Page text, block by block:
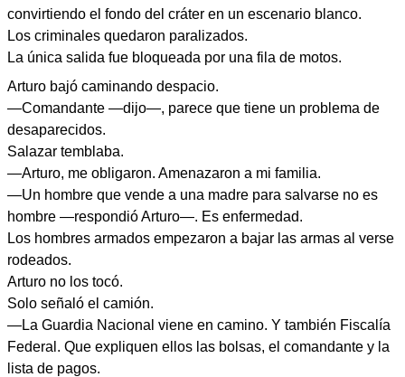
convirtiendo el fondo del cráter en un escenario blanco.
Los criminales quedaron paralizados.
La única salida fue bloqueada por una fila de motos.
Arturo bajó caminando despacio.
—Comandante —dijo—, parece que tiene un problema de
desaparecidos.
Salazar temblaba.
—Arturo, me obligaron. Amenazaron a mi familia.
—Un hombre que vende a una madre para salvarse no es
hombre —respondió Arturo—. Es enfermedad.
Los hombres armados empezaron a bajar las armas al verse
rodeados.
Arturo no los tocó.
Solo señaló el camión.
—La Guardia Nacional viene en camino. Y también Fiscalía
Federal. Que expliquen ellos las bolsas, el comandante y la
lista de pagos.